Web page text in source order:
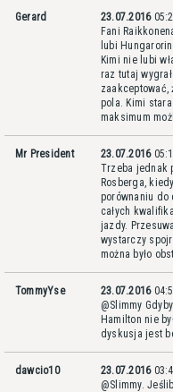
Gerard 23.07.2016
Fani
lubi
Kimi nie lubi
raz tutaj
pola. Kimi
maksimum
Mr President 23.07.2016
Trzeba jednak
Rosberga,
porównaniu do
całych
jazdy.
wystarczy
można było
TommyYse 23.07.2016
@Slimmy
Hamilton nie
dyskusja jest
dawcio10 23.07.2016
@Slimmy.